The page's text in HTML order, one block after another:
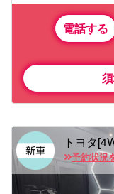
電話する
トヨタ
予約状況